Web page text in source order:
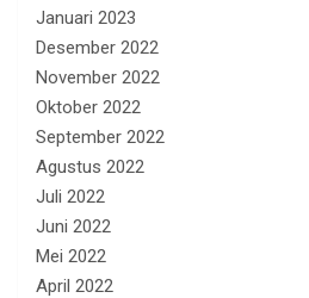
Januari 2023
Desember 2022
November 2022
Oktober 2022
September 2022
Agustus 2022
Juli 2022
Juni 2022
Mei 2022
April 2022